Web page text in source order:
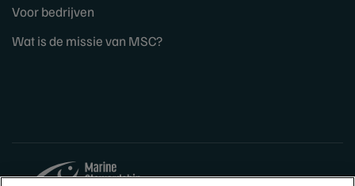
Voor bedrijven
Wat is de missie van MSC?